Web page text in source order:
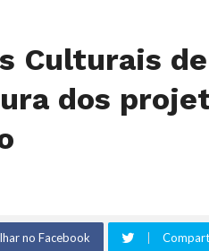
Culturais
dos
no Facebook